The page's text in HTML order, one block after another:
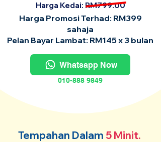
Harga Kedai: RM799.00
Harga Promosi Terhad: RM399
sahaja
Pelan Bayar Lambat: RM145 x 3 bulan
Whatsapp Now
010-888 9849
Tempahan Dalam 5 Minit.